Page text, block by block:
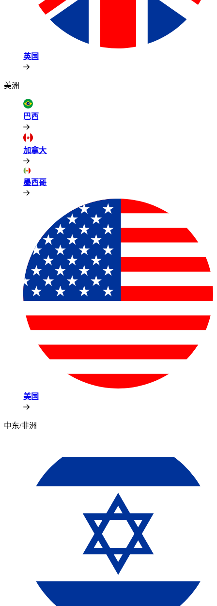
英国​​
美洲​​
巴西​​
加拿大​​
墨西哥​​
美国​​
中东/非洲​​